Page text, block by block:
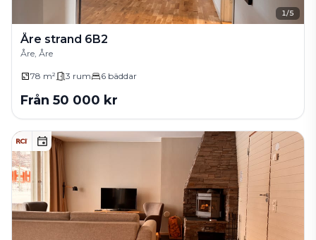
1/5
Åre strand 6B2
Åre, Åre
78 m² 3 rum 6 bäddar
Från 50 000 kr